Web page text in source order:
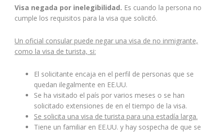
Visa negada por inelegibilidad. Es cuando la persona no
cumple los requisitos para la visa que solicitó.
Un oficial consular puede negar una visa de no inmigrante,
como la visa de turista, si:
El solicitante encaja en el perfil de personas que se
quedan ilegalmente en EE.UU.
Se ha visitado el país por varios meses o se han
solicitado extensiones de en el tiempo de la visa.
Se solicita una visa de turista para una estadía larga.
Tiene un familiar en EE.UU. y hay sospecha de que se